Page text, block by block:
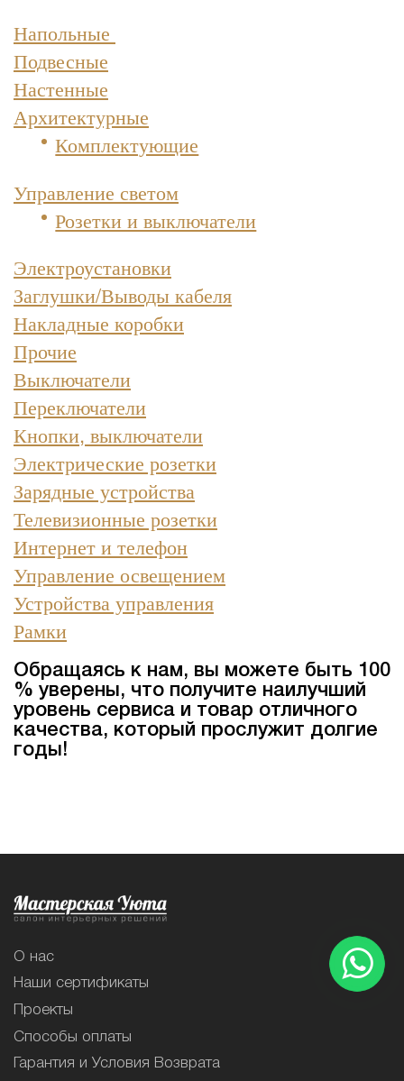
Напольные
Подвесные
Настенные
Архитектурные
Комплектующие
Управление светом
Розетки и выключатели
Электроустановки
Заглушки/Выводы кабеля
Накладные коробки
Прочие
Выключатели
Переключатели
Кнопки, выключатели
Электрические розетки
Зарядные устройства
Телевизионные розетки
Интернет и телефон
Управление освещением
Устройства управления
Рамки
Обращаясь к нам, вы можете быть 100
% уверены, что получите наилучший
уровень сервиса и товар отличного
качества, который прослужит долгие
годы!
О нас
Наши сертификаты
Проекты
Способы оплаты
Гарантия и Условия Возврата